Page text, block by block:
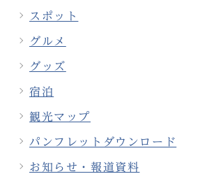
スポット
グルメ
グッズ
宿泊
観光マップ
パンフレットダウンロード
お知らせ・報道資料